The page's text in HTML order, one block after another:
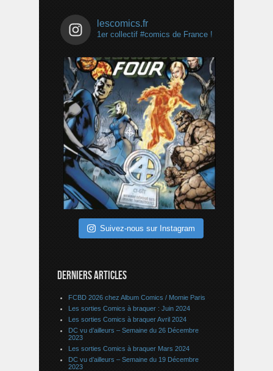
lescomics.fr
1er collectif #comics de France !
Suivez-nous sur Instagram
DERNIERS ARTICLES
FCBD 2026 chez Album Comics / Momie Paris
Les sorties Comics à braquer : Juin 2024
Les sorties Comics à braquer Avril 2024
DC vu d’ailleurs – Semaine du 26 Décembre
2023
Les sorties Comics à braquer Mars 2024
DC vu d’ailleurs – Semaine du 19 Décembre
2023